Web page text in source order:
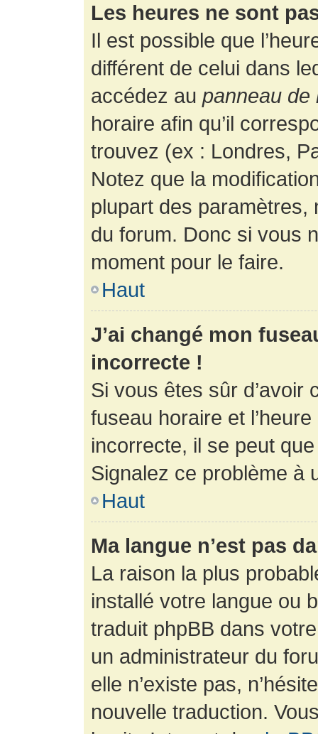
Les heures ne sont
Il est possible que
différent de celui dans
accédez au panneau de
horaire afin qu’il
trouvez (ex : Londres,
Notez que la
plupart des paramètres,
du forum. Donc si vous
moment pour le faire.
Haut
J’ai changé mon
incorrecte !
Si vous êtes sûr d’avoir
fuseau horaire et
incorrecte, il se peut
Signalez ce problème à
Haut
Ma langue n’est pas
La raison la plus
installé votre langue ou
traduit phpBB dans
un administrateur du
elle n’existe pas,
nouvelle traduction.